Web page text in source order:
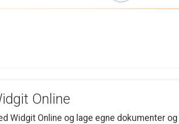
Online
Widgit Online og lage egne dokumenter og